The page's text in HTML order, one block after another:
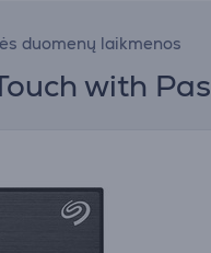
duomenų laikmenos
with